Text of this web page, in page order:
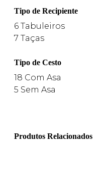
Tipo de Recipiente
6 Tabuleiros
7 Taças
Tipo de Cesto
18 Com Asa
5 Sem Asa
Produtos Relacionados